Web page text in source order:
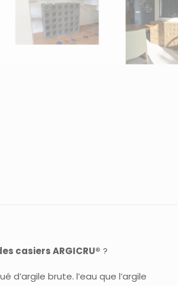
casiers ARGICRU® ?
d’argile brute. l’eau que l’argile